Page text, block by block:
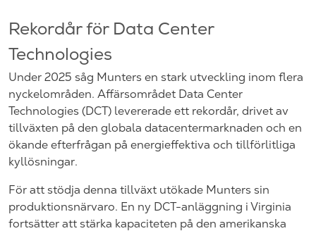
Rekordår för Data Center
Technologies
Under 2025 såg Munters en stark utveckling inom flera
nyckelområden. Affärsområdet Data Center
Technologies (DCT) levererade ett rekordår, drivet av
tillväxten på den globala datacentermarknaden och en
ökande efterfrågan på energieffektiva och tillförlitliga
kyllösningar.
För att stödja denna tillväxt utökade Munters sin
produktionsnärvaro. En ny DCT-anläggning i Virginia
fortsätter att stärka kapaciteten på den amerikanska